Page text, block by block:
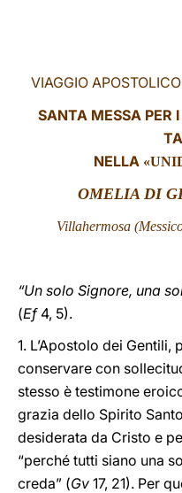
VIAGGIO
SANTA MESSA PER
NELLA
OMELIA DI
Villahermosa
“Un solo Signore, una
(Ef4, 5).
1. L’Apostolo dei
conservare con
stesso è testimone
grazia dello Spirito
desiderata da Cristo e
“perché tutti siano una
creda” (Gv 17, 21). Per